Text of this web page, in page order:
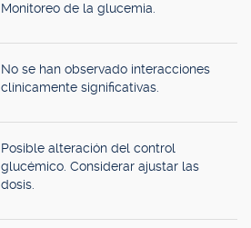
Monitoreo de la glucemia.
No se han observado interacciones
clínicamente significativas.
Posible alteración del control
glucémico. Considerar ajustar las
dosis.